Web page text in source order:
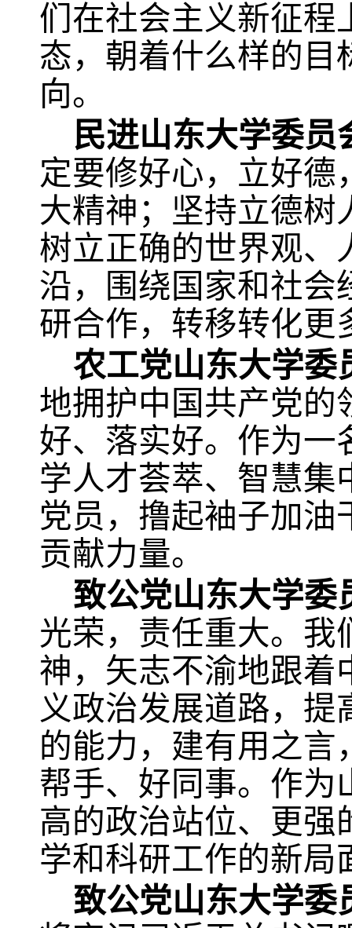
们在社会主义新征程
态，朝着什么样的目
向。
民进山东大学委员
定要修好心，立好德
大精神；坚持立德树
树立正确的世界观、
沿，围绕国家和社会
研合作，转移转化更
农工党山东大学委
地拥护中国共产党的
好、落实好。作为一
学人才荟萃、智慧集
党员，撸起袖子加油
贡献力量。
致公党山东大学委
光荣，责任重大。我
神，矢志不渝地跟着
义政治发展道路，
的能力，建有用之言
帮手、好同事。作为
高的政治站位、更强
学和科研工作的新局
致公党山东大学委